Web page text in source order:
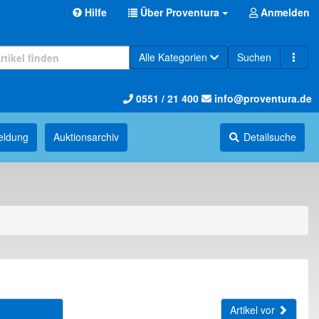
Hilfe Über Proventura Anmelden
Alle Kategorien Suchen
0551 / 21 400 info@proventura.de
Auktions­archiv Detailsuche
Artikel vor